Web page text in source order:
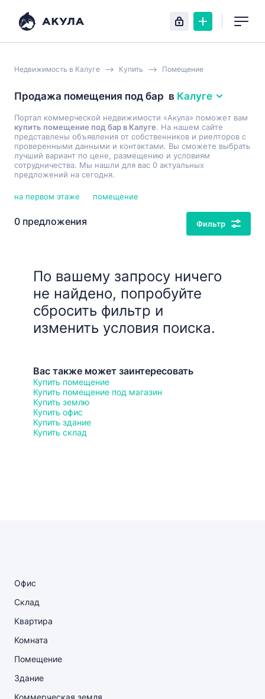
Недвижимость в Калуге Купить Помещение
Продажа помещения под бар в Калуге
Портал коммерческой недвижимости «Акула» поможет вам
купить помещение под бар в Калуге. На нашем сайте
представлены объявления от собственников и риелторов с
проверенными данными и контактами. Вы сможете выбрать
лучший вариант по цене, размещению и условиям
сотрудничества. Мы нашли для вас 0 актуальных
предложений на сегодня.
на первом этаже помещение
0 предложения Фильтр
По вашему запросу ничего
не найдено, попробуйте
сбросить фильтр и
изменить условия поиска.
Вас также может заинтересовать
Купить помещение
Купить помещение под магазин
Купить землю
Купить офис
Купить здание
Купить склад
Офис
Склад
Квартира
Комната
Помещение
Здание
Коммерческая земля